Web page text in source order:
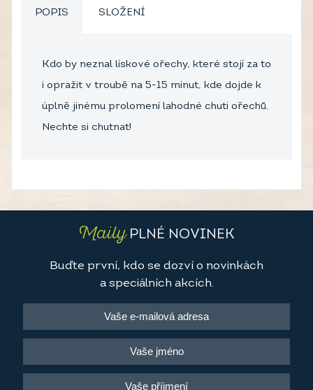
POPIS SLOŽENÍ
Kdo by neznal lískové ořechy, které stojí za to
i opražit v troubě na 5-15 minut, kde dojde k
úplně jinému prolomení lahodné chuti ořechů.
Nechte si chutnat!
MailyPLNÉ NOVINEK
Buďte první, kdo se dozví o novinkách
a speciálních akcích.